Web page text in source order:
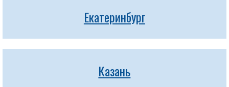
Екатеринбург
Казань